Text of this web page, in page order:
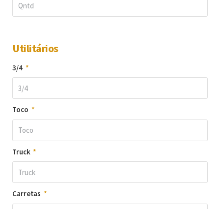
Utilitários
3/4
Toco
Truck
Carretas